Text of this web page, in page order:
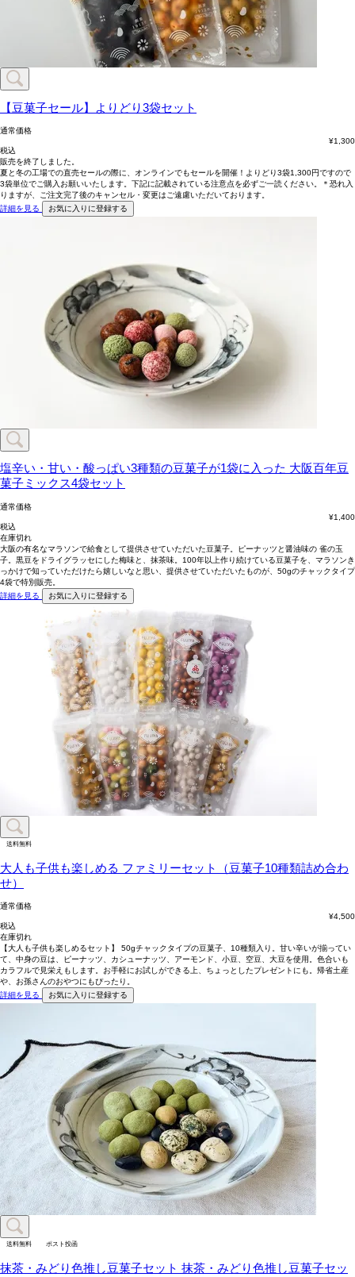
【豆菓子セール】よりどり3袋セット
通常価格
¥1,300
税込
販売を終了しました。
夏と冬の工場での直売セールの際に、オンラインでもセールを開催！よりどり3袋1,300円ですので
3袋単位でご購入お願いいたします。下記に記載されている注意点を必ずご一読ください。＊恐れ入
りますが、ご注文完了後のキャンセル・変更はご遠慮いただいております。
詳細を見る
お気に入りに登録する
塩辛い・甘い・酸っぱい3種類の豆菓子が1袋に入った 大阪百年豆
菓子ミックス4袋セット
通常価格
¥1,400
税込
在庫切れ
大阪の有名なマラソンで給食として提供させていただいた豆菓子。ピーナッツと醤油味の 雀の玉
子。黒豆をドライグラッセにした梅味と、抹茶味。100年以上作り続けている豆菓子を、マラソンき
っかけで知っていただけたら嬉しいなと思い、提供させていただいたものが、50gのチャックタイプ
4袋で特別販売。
詳細を見る
お気に入りに登録する
送料無料
大人も子供も楽しめる ファミリーセット（豆菓子10種類詰め合わ
せ）
通常価格
¥4,500
税込
在庫切れ
【大人も子供も楽しめるセット】 50gチャックタイプの豆菓子、10種類入り。甘い辛いが揃ってい
て、中身の豆は、ピーナッツ、カシューナッツ、アーモンド、小豆、空豆、大豆を使用。色合いも
カラフルで見栄えもします。お手軽にお試しができる上、ちょっとしたプレゼントにも。帰省土産
や、お孫さんのおやつにもぴったり。
詳細を見る
お気に入りに登録する
送料無料 ポスト投函
抹茶・みどり色推し豆菓子セット 抹茶・みどり色推し豆菓子セッ